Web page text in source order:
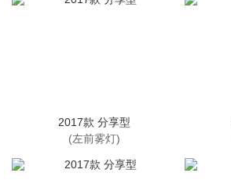
2017款 分享型
(左前雾灯)